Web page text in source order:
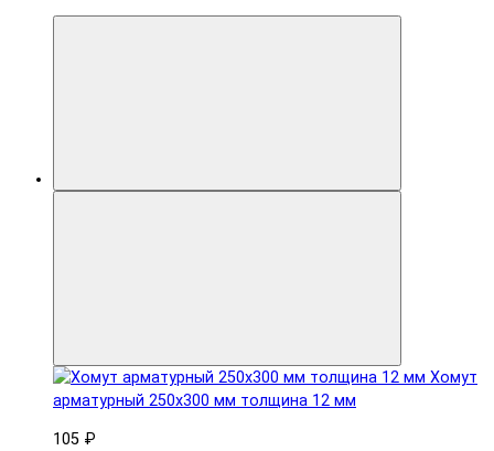
Хомут
арматурный 250x300 мм толщина 12 мм
105 ₽